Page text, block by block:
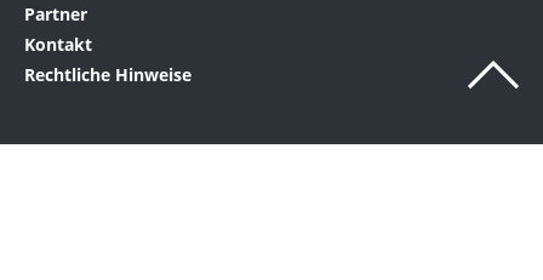
Partner
Kontakt
Rechtliche Hinweise